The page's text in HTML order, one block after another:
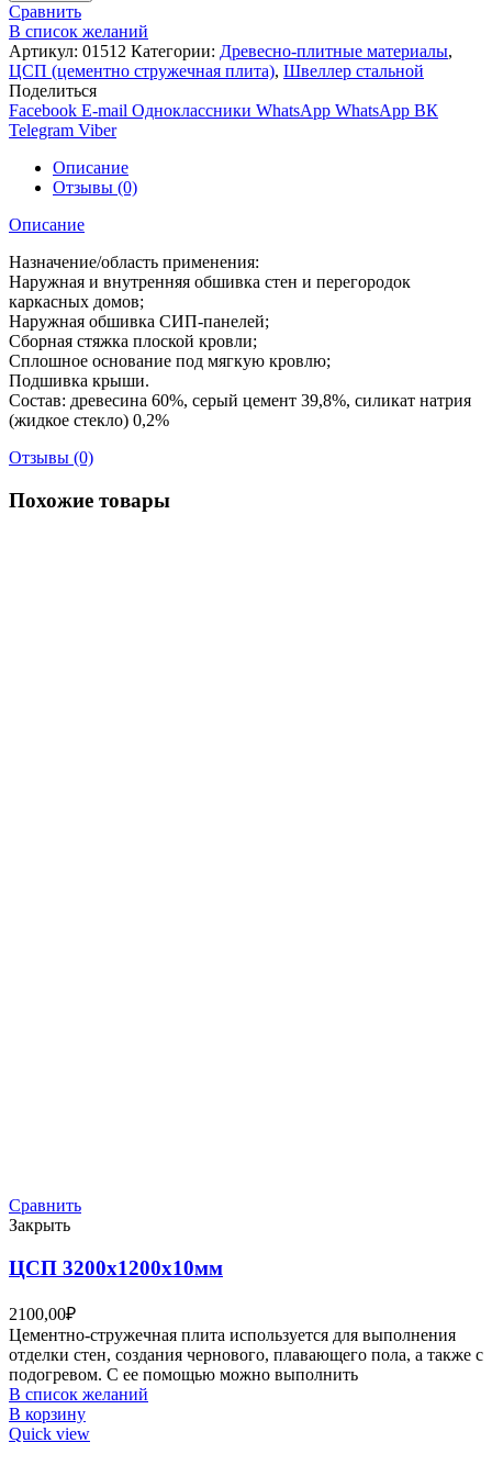
Сравнить
В список желаний
Артикул: 01512 Категории: Древесно-плитные материалы,
ЦСП (цементно стружечная плита), Швеллер стальной
Поделиться
Facebook E-mail Одноклассники WhatsApp WhatsApp ВК
Telegram Viber
Описание
Отзывы (0)
Описание
Назначение/область применения:
Наружная и внутренняя обшивка стен и перегородок
каркасных домов;
Наружная обшивка СИП-панелей;
Сборная стяжка плоской кровли;
Сплошное основание под мягкую кровлю;
Подшивка крыши.
Состав: древесина 60%, серый цемент 39,8%, силикат натрия
(жидкое стекло) 0,2%
Отзывы (0)
Похожие товары
Сравнить
Закрыть
ЦСП 3200х1200х10мм
2100,00₽
Цементно-стружечная плита используется для выполнения
отделки стен, создания чернового, плавающего пола, а также с
подогревом. С ее помощью можно выполнить
В список желаний
В корзину
Quick view